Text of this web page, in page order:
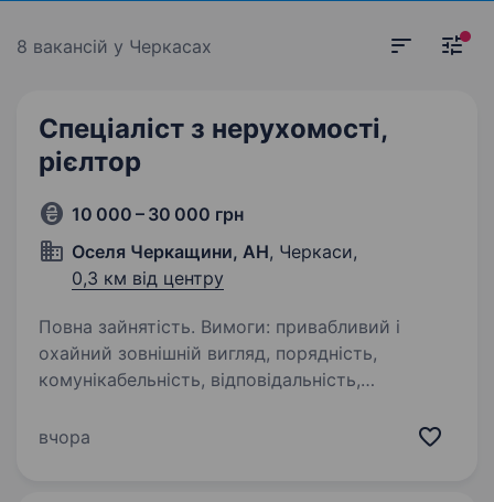
8 вакансій у Черкасах
Спеціаліст з нерухомості,
рієлтор
10 000 – 30 000 грн
Оселя Черкащини, АН, Черкаси,
0,3 км від центру
Повна зайнятість. Вимоги: привабливий і
охайний зовнішній вигляд, порядність,
комунікабельність, відповідальність,
та навчатися; знання ПК на рівні впевненого
вчора